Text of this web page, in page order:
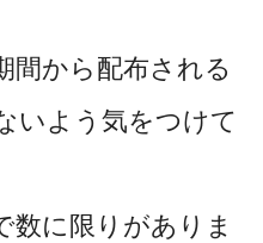
間から配布される
いよう気をつけて
に限りがありま